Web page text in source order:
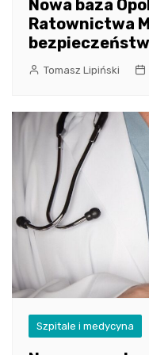
Nowa baza
Ratownictwa
Tomasz Lipiński
Szpitale i medycyna